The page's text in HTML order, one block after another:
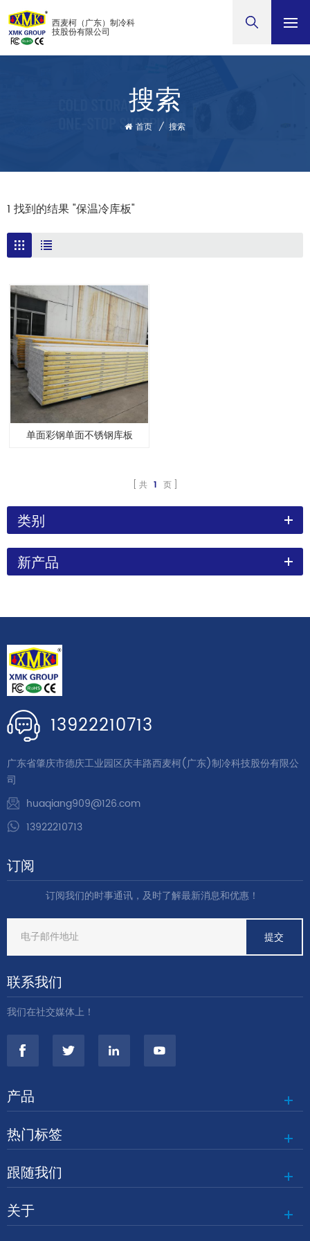
西麦柯（广东）制冷科
技股份有限公司
搜索
首页 / 搜索
1 找到的结果 "保温冷库板"
单面彩钢单面不锈钢库板
共 1 页
类别
新产品
13922210713
广东省肇庆市德庆工业园区庆丰路西麦柯(广东)制冷科技股份有限公
司
huaqiang909@126.com
13922210713
订阅
订阅我们的时事通讯，及时了解最新消息和优惠！
联系我们
我们在社交媒体上！
产品
热门标签
跟随我们
关于